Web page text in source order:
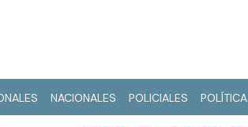
NACIONALES POLICIALES POLÍTICA